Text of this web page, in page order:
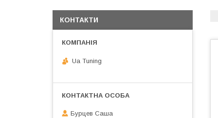
КОНТАКТИ
Ua Tuning
Бурцев Саша